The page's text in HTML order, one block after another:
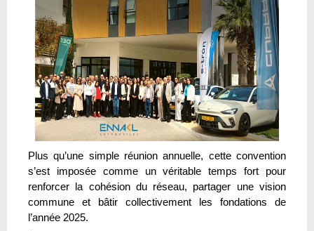
Plus qu’une simple réunion annuelle, cette convention
s’est imposée comme un véritable temps fort pour
renforcer la cohésion du réseau, partager une vision
commune et bâtir collectivement les fondations de
l’année 2025.